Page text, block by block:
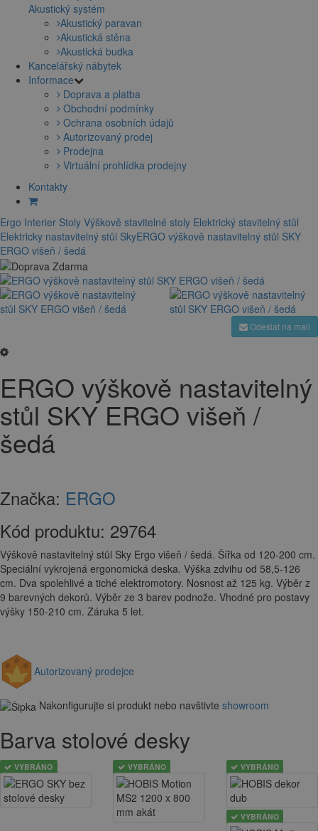
Akustický systém
Akustický paravan
Akustická stěna
Akustická budka
Kancelářský nábytek
Informace
Doprava a platba
Obchodní podmínky
Ochrana osobních údajů
Autorizovaný prodej
Prodejna
Virtuální prohlídka prodejny
Kontakty
Ergo Interier Stoly Výškově stavitelné stoly Elektrický stavitelný stůl
Elektricky nastavitelný stůl SkyERGO výškově nastavitelný stůl SKY
ERGO višeň / šedá
Odeslat na mail
ERGO výškově nastavitelný
stůl SKY ERGO višeň /
šedá
Značka: ERGO
Kód produktu: 29764
Výškově nastavitelný stůl Sky Ergo višeň / šedá. Šířka od 120-200 cm.
Speciální vykrojená ergonomická deska. Výška zdvihu od 58,5-126
cm. Dva spolehlivé a tiché elektromotory. Nosnost až 125 kg. Výběr z
9 barevných dekorů. Výběr ze 3 barev podnože. Vhodné pro postavy
výšky 150-210 cm. Záruka 5 let.
Autorizovaný prodejce
Nakonfigurujte si produkt nebo navštivte showroom
Barva stolové desky
VYBRÁNO VYBRÁNO VYBRÁNO
VYBRÁNO